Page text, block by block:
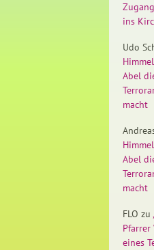
ins
Udo
Abel
macht
Abel
macht
FLO zu
eines